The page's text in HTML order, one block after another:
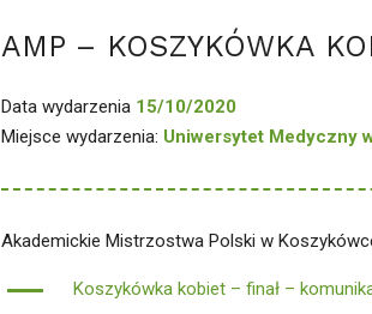
AMP – KOSZYKÓWKA
Data wydarzenia 15/10/2020
Miejsce wydarzenia: Uniwersytet Medyczny
Akademickie Mistrzostwa Polski w
Koszykówka kobiet – finał –